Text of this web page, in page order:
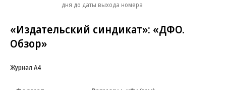
дня до даты выхода номера
«Издательский синдикат»: «ДФО.
Обзор»
Журнал А4